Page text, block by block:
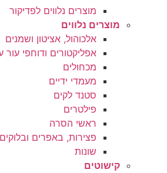
מוצרים נלווים לפדיקור
מוצרים נלווים
אלכוהול, אציטון ושמנים
אפליקטורים ודוחפי עור
מכחולים
מעמדי ידיים
סטנד לקים
פילטרים
ראשי הסרה
פצירות, באפרים ובלוקים
שונות
קישוטים